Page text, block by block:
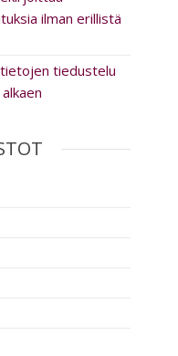
ilman erillistä
tiedustelu